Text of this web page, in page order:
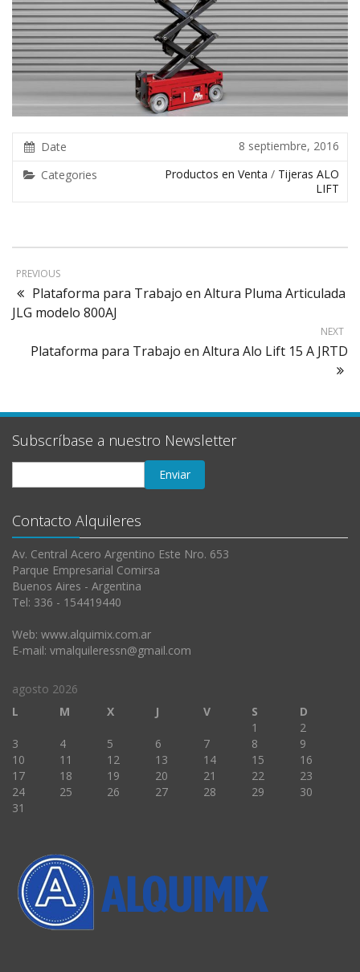
Date
8 septiembre, 2016
Categories
Productos en Venta / Tijeras ALO
LIFT
PREVIOUS
Plataforma para Trabajo en Altura Pluma Articulada
JLG modelo 800AJ
NEXT
Plataforma para Trabajo en Altura Alo Lift 15 A JRTD
Subscríbase a nuestro Newsletter
Contacto Alquileres
Av. Central Acero Argentino Este Nro. 653
Parque Empresarial Comirsa
Buenos Aires - Argentina
Tel: 336 - 154419440
Web: www.alquimix.com.ar
E-mail: vmalquileressn@gmail.com
agosto 2026
L
M X J V S
D
1
2
3
4 5 6 7 8
9
10
11 12 13 14 15
16
17
18 19 20 21 22
23
24
25 26 27 28 29
30
31